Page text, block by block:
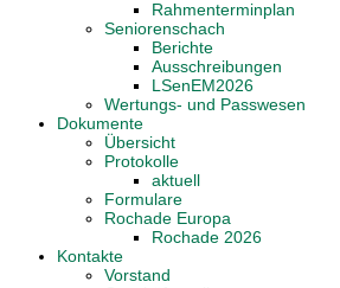
Rahmenterminplan
Seniorenschach
Berichte
Ausschreibungen
LSenEM2026
Wertungs- und Passwesen
Dokumente
Übersicht
Protokolle
aktuell
Formulare
Rochade Europa
Rochade 2026
Kontakte
Vorstand